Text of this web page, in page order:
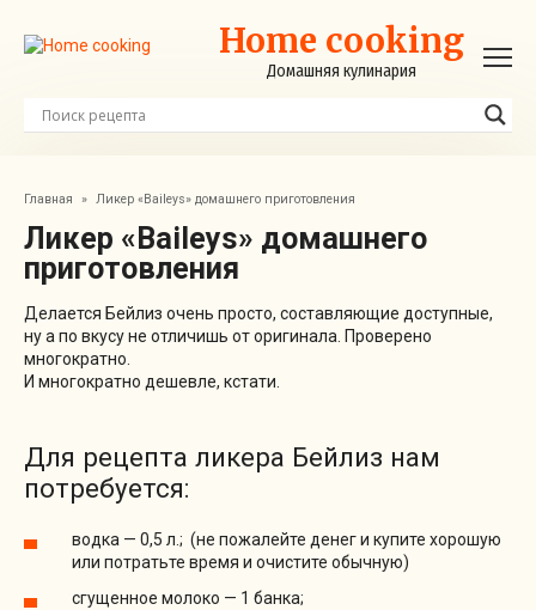
контенту
Home cooking
Домашняя кулинария
Главная » Ликер «Baileys» домашнего приготовления
Ликер «Baileys» домашнего
приготовления
Делается Бейлиз очень просто, составляющие доступные,
ну а по вкусу не отличишь от оригинала. Проверено
многократно.
И многократно дешевле, кстати.
Для рецепта ликера Бейлиз нам
потребуется:
водка — 0,5 л.; (не пожалейте денег и купите хорошую
или потратьте время и очистите обычную)
сгущенное молоко — 1 банка;